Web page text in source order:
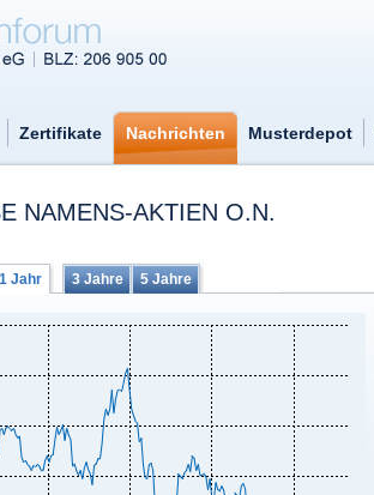
Zertifikate Nachrichten Musterdepot
NAMENS-AKTIEN O.N.
1 Jahr 3 Jahre 5 Jahre